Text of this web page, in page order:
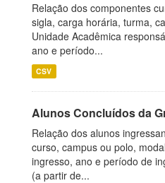
Relação dos componentes
sigla, carga horária, turma,
Unidade Acadêmica
ano e período...
CSV
Alunos Concluídos da
Relação dos alunos
curso, campus ou polo,
ingresso, ano e período de
(a partir de...